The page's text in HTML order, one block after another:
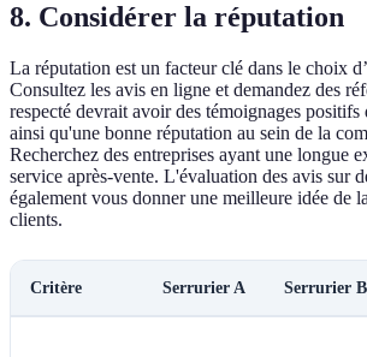
8. Considérer la réputation
La réputation est un facteur clé dans le choix
Consultez les avis en ligne et demandez des
respecté devrait avoir des témoignages positifs
ainsi qu'une bonne réputation au sein de la
Recherchez des entreprises ayant une longue
service après-vente. L'évaluation des avis sur
également vous donner une meilleure idée de
clients.
Critère Serrurier A Serrurier B